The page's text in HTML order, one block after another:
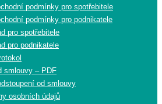
podmínky pro spotřebitele
podmínky pro podnikatele
pro spotřebitele
pro podnikatele
smlouvy – PDF
od smlouvy
osobních údajů